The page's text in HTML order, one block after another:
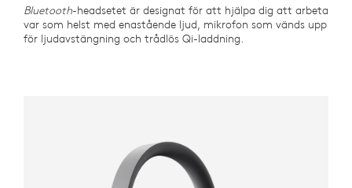
Bluetooth-headsetet är designat för att hjälpa dig att arbeta
var som helst med enastående ljud, mikrofon som vänds upp
för ljudavstängning och trådlös Qi-laddning.